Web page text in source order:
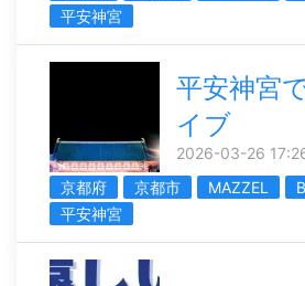
平安神宮
平安神宮
イブ
2026-03-26
京都府
京都市 MAZZEL
平安神宮